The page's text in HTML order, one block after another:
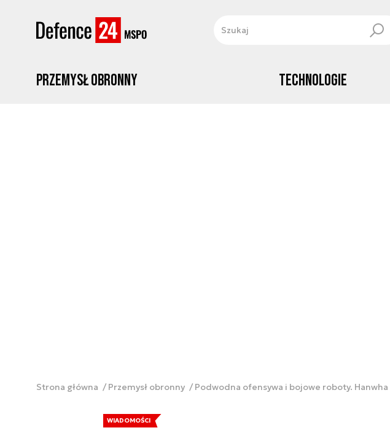
Przemysł obronny Technologie
Strona główna Przemysł obronny Podwodna ofensywa i bojowe roboty.
WIADOMOŚCI